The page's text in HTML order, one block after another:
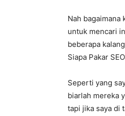
Nah bagaimana
untuk mencari
beberapa
Siapa Pakar
Seperti yang
biarlah mereka
tapi jika saya di